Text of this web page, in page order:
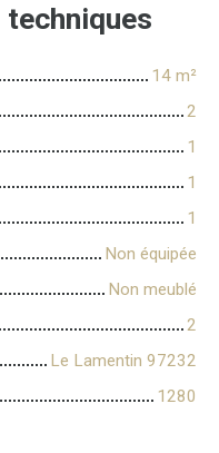
techniques
14 m²
2
1
1
1
Non équipée
Non meublé
2
Le Lamentin 97232
1280